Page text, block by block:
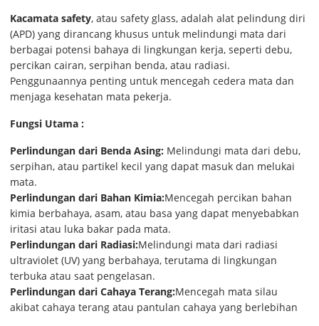
Kacamata safety, atau safety glass, adalah alat pelindung diri
(APD) yang dirancang khusus untuk melindungi mata dari
berbagai potensi bahaya di lingkungan kerja, seperti debu,
percikan cairan, serpihan benda, atau radiasi.
Penggunaannya penting untuk mencegah cedera mata dan
menjaga kesehatan mata pekerja.
Fungsi Utama :
Perlindungan dari Benda Asing: Melindungi mata dari debu,
serpihan, atau partikel kecil yang dapat masuk dan melukai
mata.
Perlindungan dari Bahan Kimia:Mencegah percikan bahan
kimia berbahaya, asam, atau basa yang dapat menyebabkan
iritasi atau luka bakar pada mata.
Perlindungan dari Radiasi:Melindungi mata dari radiasi
ultraviolet (UV) yang berbahaya, terutama di lingkungan
terbuka atau saat pengelasan.
Perlindungan dari Cahaya Terang:Mencegah mata silau
akibat cahaya terang atau pantulan cahaya yang berlebihan